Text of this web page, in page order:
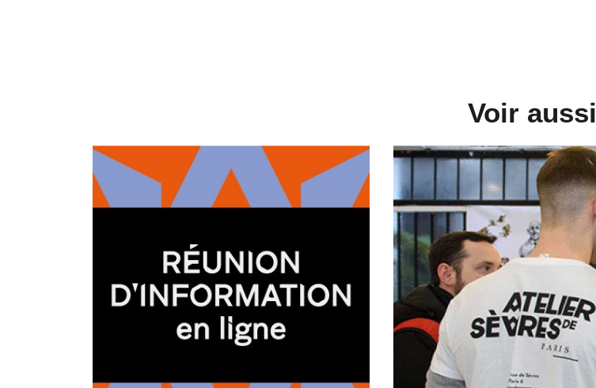
Voir aussi